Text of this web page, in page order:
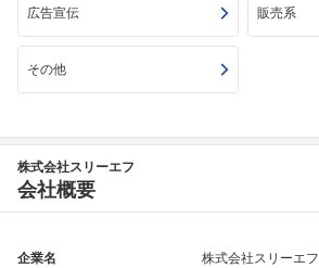
広告宣伝 販売系
その他
株式会社スリーエフ
会社概要
企業名 株式会社スリーエフ